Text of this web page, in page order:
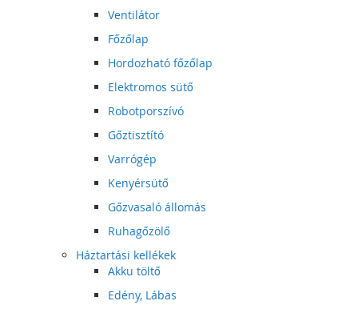
Ventilátor
Főzőlap
Hordozható főzőlap
Elektromos sütő
Robotporszívó
Gőztisztító
Varrógép
Kenyérsütő
Gőzvasaló állomás
Ruhagőzölő
Háztartási kellékek
Akku töltő
Edény, Lábas